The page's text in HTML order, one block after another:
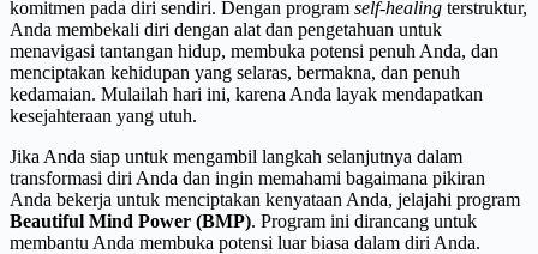
komitmen pada diri sendiri. Dengan program self-healing terstruktur,
Anda membekali diri dengan alat dan pengetahuan untuk
menavigasi tantangan hidup, membuka potensi penuh Anda, dan
menciptakan kehidupan yang selaras, bermakna, dan penuh
kedamaian. Mulailah hari ini, karena Anda layak mendapatkan
kesejahteraan yang utuh.
Jika Anda siap untuk mengambil langkah selanjutnya dalam
transformasi diri Anda dan ingin memahami bagaimana pikiran
Anda bekerja untuk menciptakan kenyataan Anda, jelajahi program
Beautiful Mind Power (BMP). Program ini dirancang untuk
membantu Anda membuka potensi luar biasa dalam diri Anda.